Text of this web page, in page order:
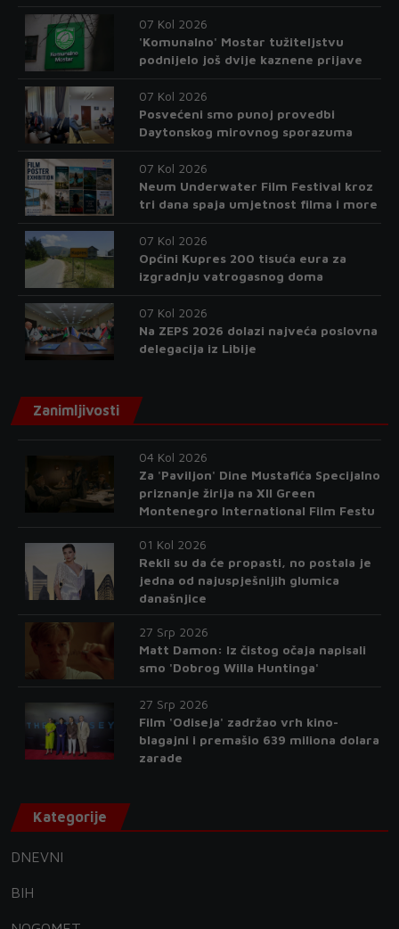
07 Kol 2026
'Komunalno' Mostar tužiteljstvu
podnijelo još dvije kaznene prijave
07 Kol 2026
Posvećeni smo punoj provedbi
Daytonskog mirovnog sporazuma
07 Kol 2026
Neum Underwater Film Festival kroz
tri dana spaja umjetnost filma i more
07 Kol 2026
Općini Kupres 200 tisuća eura za
izgradnju vatrogasnog doma
07 Kol 2026
Na ZEPS 2026 dolazi najveća poslovna
delegacija iz Libije
Zanimljivosti
04 Kol 2026
Za 'Paviljon' Dine Mustafića Specijalno
priznanje žirija na XII Green
Montenegro International Film Festu
01 Kol 2026
Rekli su da će propasti, no postala je
jedna od najuspješnijih glumica
današnjice
27 Srp 2026
Matt Damon: Iz čistog očaja napisali
smo 'Dobrog Willa Huntinga'
27 Srp 2026
Film 'Odiseja' zadržao vrh kino-
blagajni i premašio 639 miliona dolara
zarade
Kategorije
DNEVNI
BIH